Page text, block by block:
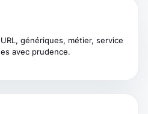
génériques, métier, service
avec prudence.